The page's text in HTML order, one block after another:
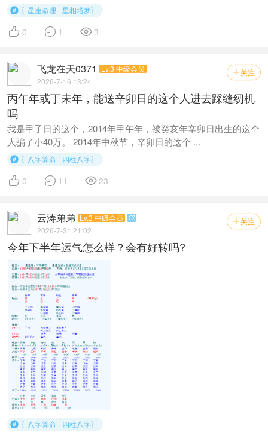
 〖星座命理 - 星相塔罗〗
 0  1 3
 关注
飞龙在天0371
Lv.3 中级会员
2026-7-16 13:24
丙午年或丁未年，能送辛卯日的这个人进去踩缝纫机
吗
我是甲子日的这个，2014年甲午年，被癸亥年辛卯日出生的这个
人骗了小40万。 2014年中秋节，辛卯日的这个 ...
 〖八字算命 - 四柱八字〗
 0  11 23
 关注
云涛弟弟 Lv.3 中级会员 
2026-7-31 21:02
今年下半年运气怎么样？会有好转吗?
 〖八字算命 - 四柱八字〗